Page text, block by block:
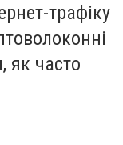
трафіку
як часто